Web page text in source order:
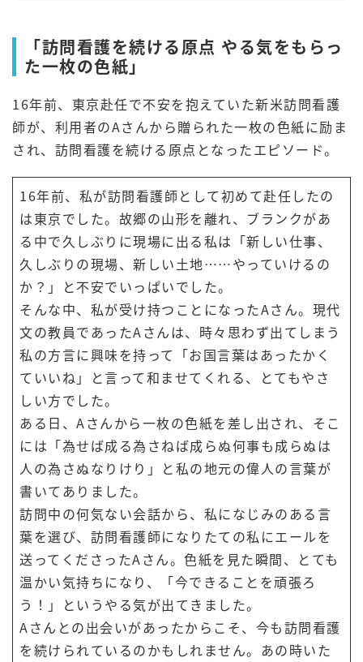
「訪問看護を続ける原点 やる気をもらっ
た一枚の色紙」
16年前、東京赴任で不安を抱えていた新米訪問看護
師が、利用者のAさんから贈られた一枚の色紙に励ま
され、訪問看護を続ける原点となったエピソード。
16年前、私が訪問看護師として初めて赴任したの
は東京でした。故郷の山形を離れ、ブランクがあ
る中で久しぶりに現場に出る私は「新しい仕事、
久しぶりの現場、新しい土地……やっていけるの
か？」と不安でいっぱいでした。
そんな中、私が受け持つことになったAさん。現代
文の教員であったAさんは、時々思わず出てしまう
私の方言に興味を持って「お国言葉はあったかく
ていいね」と言って和ませてくれる、とてもやさ
しい方でした。
ある日、Aさんから一枚の色紙を差し出され、そこ
には「為せば成る為さねば成らぬ何事も成らぬは
人の為さぬなりけり」と私の地元の偉人の言葉が
書いてありました。
訪問中の何気ない会話から、私になじみのある言
葉を選び、訪問看護師になりたての私にエールを
送ってくださったAさん。色紙を見た瞬間、とても
温かい気持ちになり、「今できることを頑張ろ
う！」というやる気が出てきました。
Aさんとの出会いがあったからこそ、今も訪問看護
を続けられているのかもしれません。あの時いた